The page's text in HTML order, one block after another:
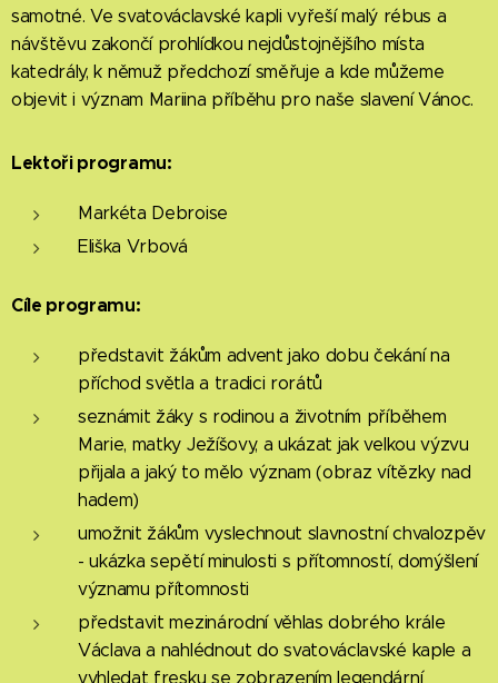
samotné. Ve svatováclavské kapli vyřeší malý rébus a
návštěvu zakončí prohlídkou nejdůstojnějšího místa
katedrály, k němuž předchozí směřuje a kde můžeme
objevit i význam Mariina příběhu pro naše slavení Vánoc.
Lektoři programu:
Markéta Debroise
Eliška Vrbová
Cíle programu:
představit žákům advent jako dobu čekání na
příchod světla a tradici rorátů
seznámit žáky s rodinou a životním příběhem
Marie, matky Ježíšovy, a ukázat jak velkou výzvu
přijala a jaký to mělo význam (obraz vítězky nad
hadem)
umožnit žákům vyslechnout slavnostní chvalozpěv
- ukázka sepětí minulosti s přítomností, domýšlení
významu přítomnosti
představit mezinárodní věhlas dobrého krále
Václava a nahlédnout do svatováclavské kaple a
vyhledat fresku se zobrazením legendární